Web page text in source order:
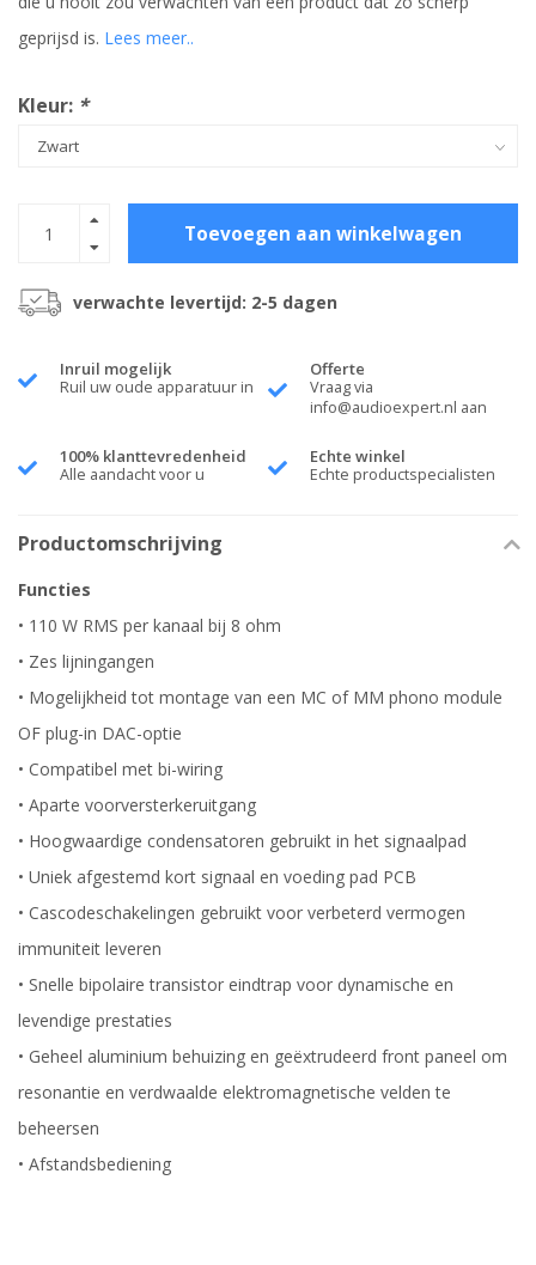
geprijsd is. Lees meer..
Kleur: *
Toevoegen aan winkelwagen
verwachte levertijd: 2-5 dagen
Inruil mogelijk
Ruil uw oude apparatuur in
Offerte
Vraag via
info@audioexpert.nl aan
100% klanttevredenheid
Alle aandacht voor u
Echte winkel
Echte productspecialisten
Productomschrijving
Functies
• 110 W RMS per kanaal bij 8 ohm
• Zes lijningangen
• Mogelijkheid tot montage van een MC of MM phono module
OF plug-in DAC-optie
• Compatibel met bi-wiring
• Aparte voorversterkeruitgang
• Hoogwaardige condensatoren gebruikt in het signaalpad
• Uniek afgestemd kort signaal en voeding pad PCB
• Cascodeschakelingen gebruikt voor verbeterd vermogen
immuniteit leveren
• Snelle bipolaire transistor eindtrap voor dynamische en
levendige prestaties
• Geheel aluminium behuizing en geëxtrudeerd front paneel om
resonantie en verdwaalde elektromagnetische velden te
beheersen
• Afstandsbediening